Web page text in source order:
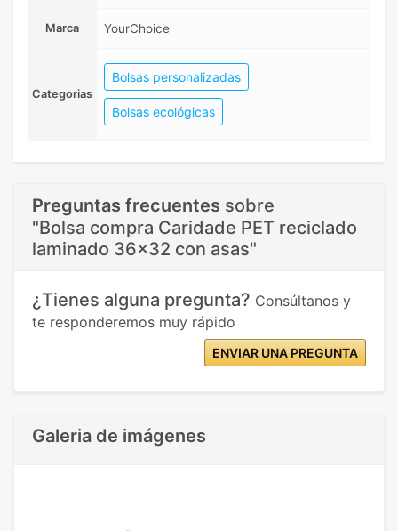
Marca YourChoice
Categorias
Bolsas personalizadas
Bolsas ecológicas
Preguntas frecuentes sobre
"Bolsa compra Caridade PET reciclado
laminado 36x32 con asas"
¿Tienes alguna pregunta? Consúltanos y
te responderemos muy rápido
ENVIAR UNA PREGUNTA
Galeria de imágenes